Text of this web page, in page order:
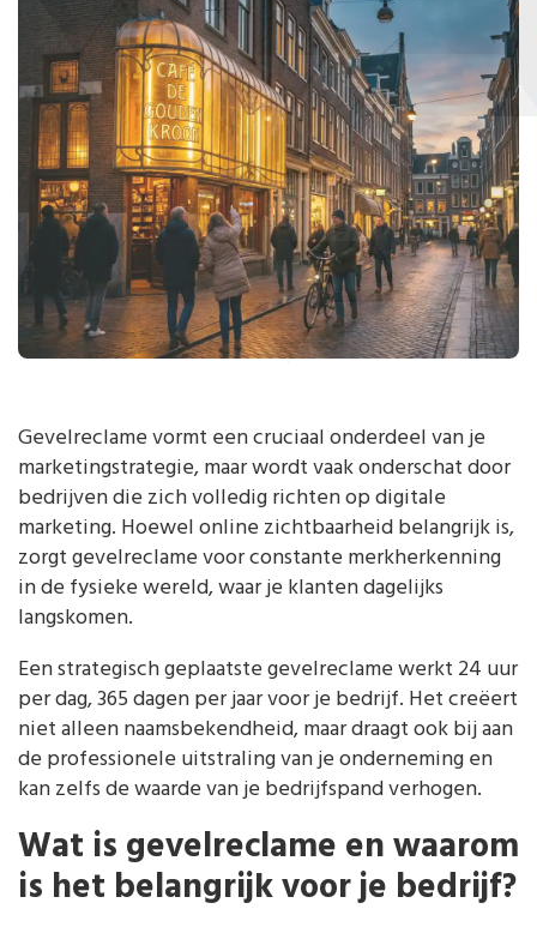
Gevelreclame vormt een cruciaal onderdeel van je
marketingstrategie, maar wordt vaak onderschat door
bedrijven die zich volledig richten op digitale
marketing. Hoewel online zichtbaarheid belangrijk is,
zorgt gevelreclame voor constante merkherkenning
in de fysieke wereld, waar je klanten dagelijks
langskomen.
Een strategisch geplaatste gevelreclame werkt 24 uur
per dag, 365 dagen per jaar voor je bedrijf. Het creëert
niet alleen naamsbekendheid, maar draagt ook bij aan
de professionele uitstraling van je onderneming en
kan zelfs de waarde van je bedrijfspand verhogen.
Wat is gevelreclame en waarom
is het belangrijk voor je bedrijf?